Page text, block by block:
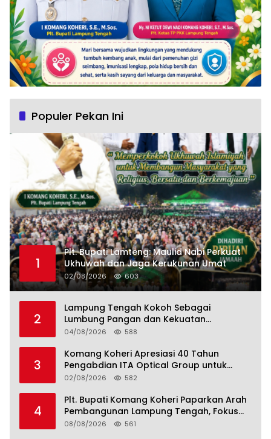
Populer Pekan Ini
1
Plt. Bupati Lamteng: Maulid Nabi Perkuat
Ukhuwah dan Jaga Kerukunan Umat
02/08/2026 603
2
Lampung Tengah Kokoh Sebagai
Lumbung Pangan dan Kekuatan
Perkebunan Lampung, Komang Koheri:
Menuju Indonesia Emas 2045
04/08/2026 588
3
Komang Koheri Apresiasi 40 Tahun
Pengabdian ITA Optical Group untuk
Kesehatan Mata Masyarakat Lamteng
02/08/2026 582
4
Plt. Bupati Komang Koheri Paparkan Arah
Pembangunan Lampung Tengah, Fokus
pada SDM, Ekonomi, Infrastruktur dan
08/08/2026 561